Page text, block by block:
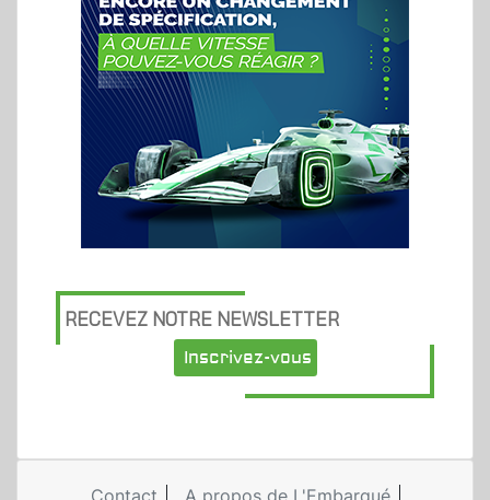
RECEVEZ NOTRE NEWSLETTER
Inscrivez-vous